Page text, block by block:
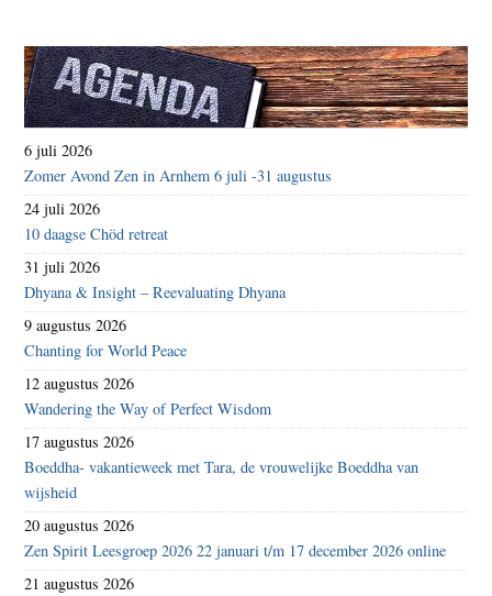
6 juli 2026
Zomer Avond Zen in Arnhem 6 juli -31 augustus
24 juli 2026
10 daagse Chöd retreat
31 juli 2026
Dhyana & Insight – Reevaluating Dhyana
9 augustus 2026
Chanting for World Peace
12 augustus 2026
Wandering the Way of Perfect Wisdom
17 augustus 2026
Boeddha- vakantieweek met Tara, de vrouwelijke Boeddha van
wijsheid
20 augustus 2026
Zen Spirit Leesgroep 2026 22 januari t/m 17 december 2026 online
21 augustus 2026